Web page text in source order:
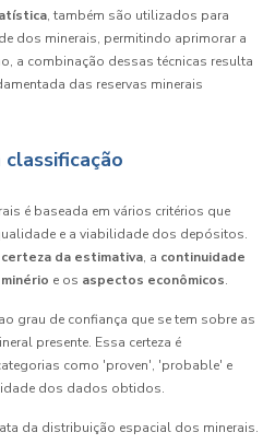
, também são utilizados para
dos minerais, permitindo aprimorar a
a combinação dessas técnicas resulta
das reservas minerais
é baseada em vários critérios que
e a viabilidade dos depósitos.
certeza da estimativa, a continuidade
e os aspectos econômicos.
grau de confiança que se tem sobre as
presente. Essa certeza é
como 'proven', 'probable' e
dos dados obtidos.
da distribuição espacial dos minerais.